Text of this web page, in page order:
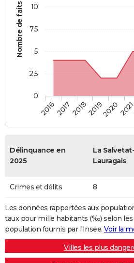
Nombre de faits
20162017201820192020
0
2,5
5
7,5
10
Délinquance en
2025
La Salvetat-
Lauragais
Crimes et délits 8
Les données rapportées aux
taux pour mille habitants (‰) selon
population fournis par l'Insee. Voir la
Villes les plus